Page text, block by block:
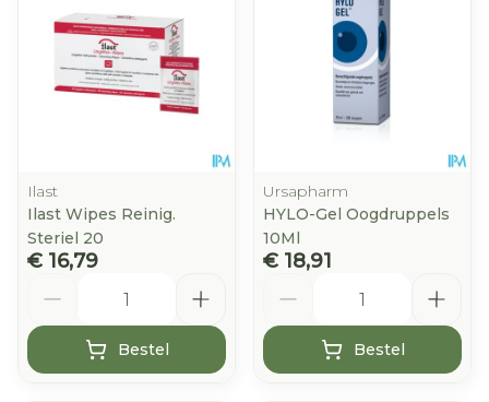
Ilast
Ilast Wipes Reinig.
Steriel 20
€ 16,79
Bestel
Ursapharm
HYLO-Gel Oogdruppels
10Ml
€ 18,91
Bestel